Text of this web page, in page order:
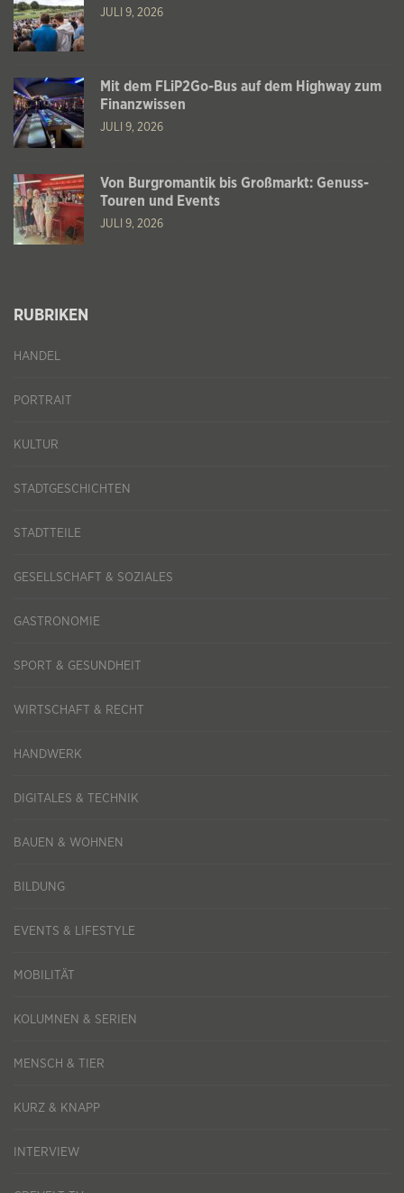
JULI 9, 2026
Mit dem FLiP2Go-Bus auf dem Highway zum
Finanzwissen
JULI 9, 2026
Von Burgromantik bis Großmarkt: Genuss-
Touren und Events
JULI 9, 2026
RUBRIKEN
HANDEL
PORTRAIT
KULTUR
STADTGESCHICHTEN
STADTTEILE
GESELLSCHAFT & SOZIALES
GASTRONOMIE
SPORT & GESUNDHEIT
WIRTSCHAFT & RECHT
HANDWERK
DIGITALES & TECHNIK
BAUEN & WOHNEN
BILDUNG
EVENTS & LIFESTYLE
MOBILITÄT
KOLUMNEN & SERIEN
MENSCH & TIER
KURZ & KNAPP
INTERVIEW